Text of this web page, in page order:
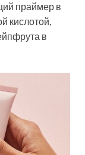
праймер в
кислотой,
в